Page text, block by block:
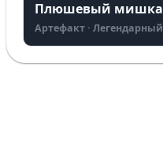
Плюшевый мишка
Артефакт · Легендарный